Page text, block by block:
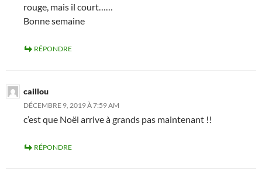
rouge, mais il court……
Bonne semaine
RÉPONDRE
caillou
DÉCEMBRE 9, 2019 À 7:59 AM
c’est que Noël arrive à grands pas maintenant !!
RÉPONDRE